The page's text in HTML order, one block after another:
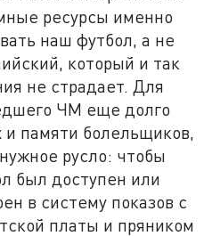
ресурсы именно
наш футбол, а не
который и так
не страдает. Для
ЧМ еще долго
и памяти болельщиков,
русло: чтобы
был доступен или
в систему показов с
платы и пряником